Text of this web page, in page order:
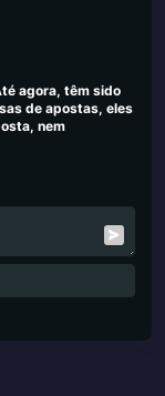
agora, têm sido
de apostas, eles
nem